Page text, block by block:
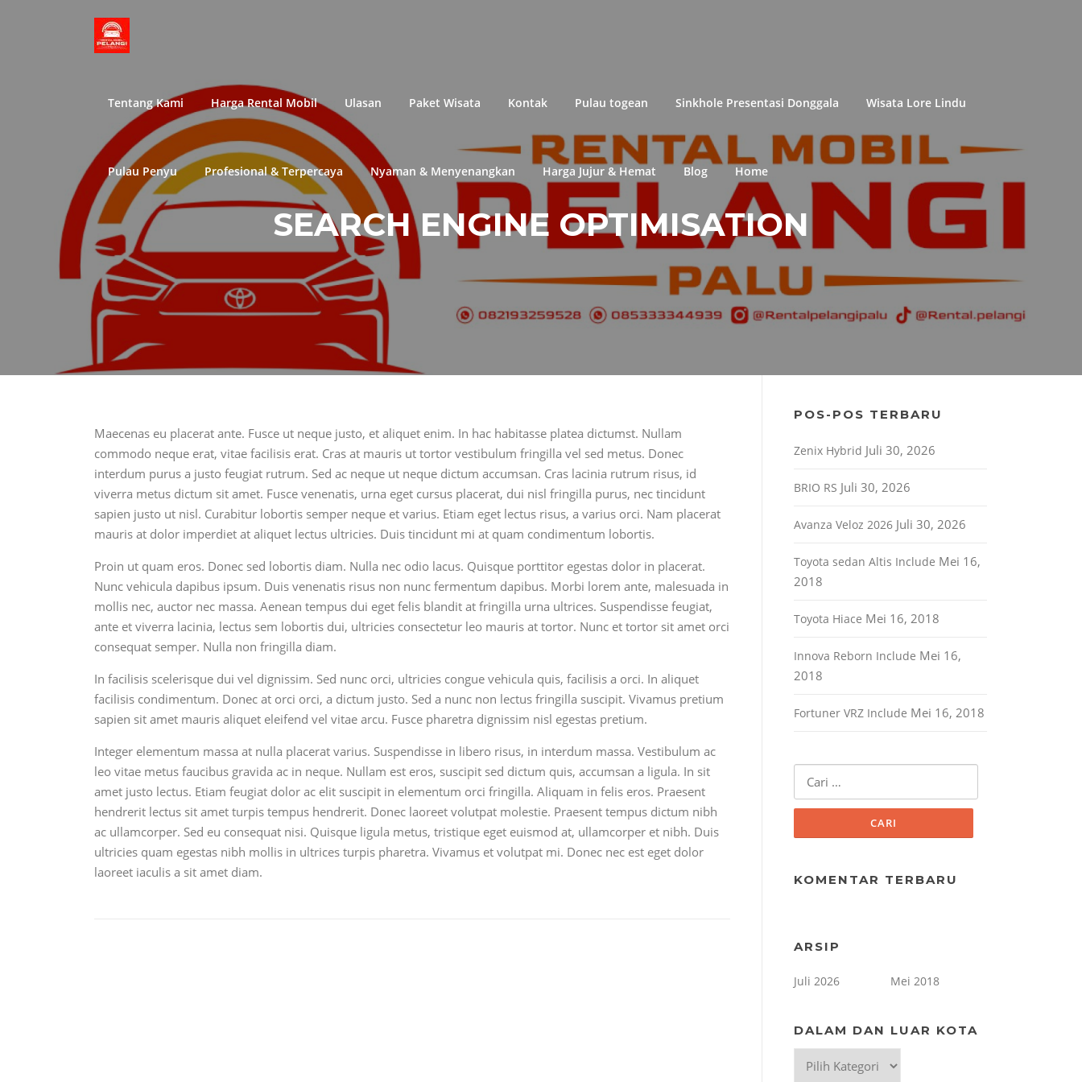
Tentang Kami Harga Rental Mobil Ulasan Paket Wisata Kontak Pulau togean Sinkhole Presentasi Donggala Wisata Lore Lindu
Pulau Penyu Profesional & Terpercaya Nyaman & Menyenangkan Harga Jujur & Hemat Blog Home
SEARCH ENGINE OPTIMISATION
Maecenas eu placerat ante. Fusce ut neque justo, et aliquet enim. In hac habitasse platea dictumst. Nullam
commodo neque erat, vitae facilisis erat. Cras at mauris ut tortor vestibulum fringilla vel sed metus. Donec
interdum purus a justo feugiat rutrum. Sed ac neque ut neque dictum accumsan. Cras lacinia rutrum risus, id
viverra metus dictum sit amet. Fusce venenatis, urna eget cursus placerat, dui nisl fringilla purus, nec tincidunt
sapien justo ut nisl. Curabitur lobortis semper neque et varius. Etiam eget lectus risus, a varius orci. Nam placerat
mauris at dolor imperdiet at aliquet lectus ultricies. Duis tincidunt mi at quam condimentum lobortis.
Proin ut quam eros. Donec sed lobortis diam. Nulla nec odio lacus. Quisque porttitor egestas dolor in placerat.
Nunc vehicula dapibus ipsum. Duis venenatis risus non nunc fermentum dapibus. Morbi lorem ante, malesuada in
mollis nec, auctor nec massa. Aenean tempus dui eget felis blandit at fringilla urna ultrices. Suspendisse feugiat,
ante et viverra lacinia, lectus sem lobortis dui, ultricies consectetur leo mauris at tortor. Nunc et tortor sit amet orci
consequat semper. Nulla non fringilla diam.
In facilisis scelerisque dui vel dignissim. Sed nunc orci, ultricies congue vehicula quis, facilisis a orci. In aliquet
facilisis condimentum. Donec at orci orci, a dictum justo. Sed a nunc non lectus fringilla suscipit. Vivamus pretium
sapien sit amet mauris aliquet eleifend vel vitae arcu. Fusce pharetra dignissim nisl egestas pretium.
Integer elementum massa at nulla placerat varius. Suspendisse in libero risus, in interdum massa. Vestibulum ac
leo vitae metus faucibus gravida ac in neque. Nullam est eros, suscipit sed dictum quis, accumsan a ligula. In sit
amet justo lectus. Etiam feugiat dolor ac elit suscipit in elementum orci fringilla. Aliquam in felis eros. Praesent
hendrerit lectus sit amet turpis tempus hendrerit. Donec laoreet volutpat molestie. Praesent tempus dictum nibh
ac ullamcorper. Sed eu consequat nisi. Quisque ligula metus, tristique eget euismod at, ullamcorper et nibh. Duis
ultricies quam egestas nibh mollis in ultrices turpis pharetra. Vivamus et volutpat mi. Donec nec est eget dolor
laoreet iaculis a sit amet diam.
POS-POS TERBARU
Zenix Hybrid Juli 30, 2026
BRIO RS Juli 30, 2026
Avanza Veloz 2026 Juli 30, 2026
Toyota sedan Altis Include Mei 16,
2018
Toyota Hiace Mei 16, 2018
Innova Reborn Include Mei 16,
2018
Fortuner VRZ Include Mei 16, 2018
KOMENTAR TERBARU
ARSIP
Juli 2026 Mei 2018
DALAM DAN LUAR KOTA